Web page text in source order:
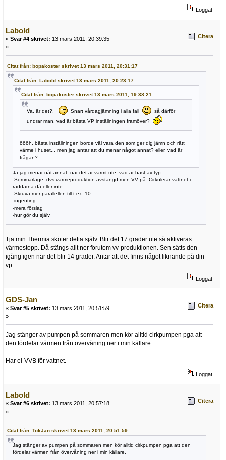
Loggat
Labold
« Svar #4 skrivet: 13 mars 2011, 20:39:35
»
Citera
Citat från: bopakoster skrivet 13 mars 2011, 20:31:17
Citat från: Labold skrivet 13 mars 2011, 20:23:17
Citat från: bopakoster skrivet 13 mars 2011, 19:38:21
Va, är det?. Snart vårdagjämning i alla fall
så därför
undrar man, vad är bästa VP inställningen framöver?
öööh, bästa inställningen borde väl vara den som ger dig jämn och rätt
värme i huset... men jag antar att du menar något annat? eller, vad är
frågan?
Ja jag menar nåt annat..när det är varmt ute, vad är bäst av typ
-Sommarläge dvs värmeproduktion avstängd men VV på. Cirkulerar vattnet i
raddarna då eller inte
-Skruva mer parallellen till t.ex -10
-ingenting
-mera förslag
-hur gör du själv
Tja min Thermia sköter detta själv. Blir det 17 grader ute så aktiveras
värmestopp. Då stängs allt ner förutom vv-produktionen. Sen sätts den
igång igen när det blir 14 grader. Antar att det finns något liknande på din
vp.
Loggat
GDS-Jan
« Svar #5 skrivet: 13 mars 2011, 20:51:59
»
Citera
Jag stänger av pumpen på sommaren men kör alltid cirkpumpen pga att
den fördelar värmen från övervåning ner i min källare.
Har el-VVB för vattnet.
Loggat
Labold
« Svar #6 skrivet: 13 mars 2011, 20:57:18
»
Citera
Citat från: TokJan skrivet 13 mars 2011, 20:51:59
Jag stänger av pumpen på sommaren men kör alltid cirkpumpen pga att den
fördelar värmen från övervåning ner i min källare.